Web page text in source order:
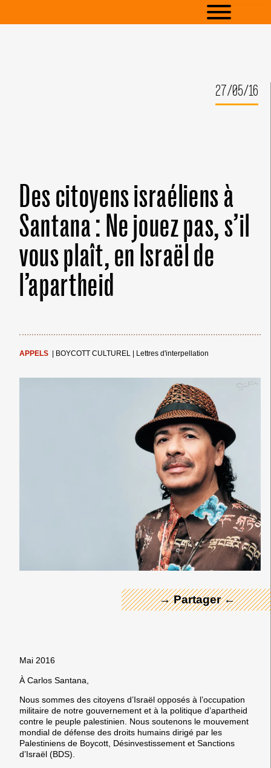
27/05/16
Des citoyens israéliens à
Santana : Ne jouez pas, s’il
vous plaît, en Israël de
l’apartheid
APPELS BOYCOTT CULTUREL Lettres d'interpellation
→ Partager ←
← Merci ! →
Mai 2016
À Carlos Santana,
Nous sommes des citoyens d’Israël opposés à l’occupation
militaire de notre gouvernement et à la politique d’apartheid
contre le peuple palestinien. Nous soutenons le mouvement
mondial de défense des droits humains dirigé par les
Palestiniens de Boycott, Désinvestissement et Sanctions
d’Israël (BDS).